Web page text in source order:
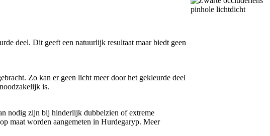
deel. Dit geeft een natuurlijk resultaat maar biedt geen
Zo kan er geen licht meer door het gekleurde deel
is.
nodig zijn bij hinderlijk dubbelzien of extreme
maat worden aangemeten in Hurdegaryp. Meer